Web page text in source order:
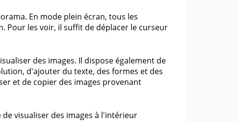
En mode plein écran, tous les
Pour les voir, il suffit de déplacer le curseur
des images. Il dispose également de
d'ajouter du texte, des formes et des
et de copier des images provenant
de visualiser des images à l'intérieur